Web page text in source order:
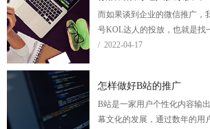
而如果谈到企业的微信推广，
号KOL达人的投放，也就是找
号，写一些软文去推广企业的
/ 2022-04-17
怎样做好B站的推广
B站是一家用户个性化内容输
幕文化的发展，通过数年的用